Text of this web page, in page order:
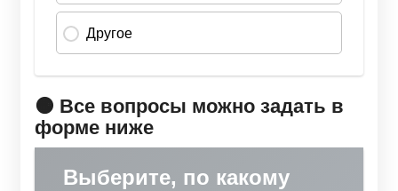
🟠 Все вопросы можно задать в
форме ниже